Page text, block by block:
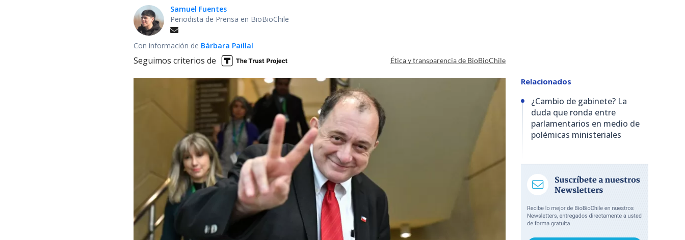
Samuel Fuentes
Periodista de Prensa en BioBioChile
Con información de Bárbara Paillal
Seguimos criterios de Ética y transparencia de BioBioChile
Relacionados
¿Cambio de gabinete? La
duda que ronda entre
parlamentarios en medio de
polémicas ministeriales